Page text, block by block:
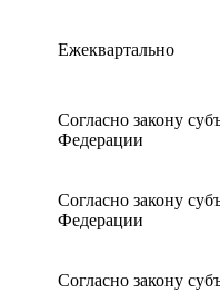
Ежеквартально
Согласно закону
Федерации
Согласно закону
Федерации
Согласно закону